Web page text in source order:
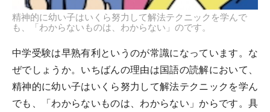
精神的に幼い子はいくら努力して解法テクニックを学んで
も、「わからないものは、わからない」のです。
中学受験は早熟有利というのが常識になっています。な
ぜでしょうか。いちばんの理由は国語の読解において、
精神的に幼い子はいくら努力して解法テクニックを学ん
でも、「わからないものは、わからない」からです。具